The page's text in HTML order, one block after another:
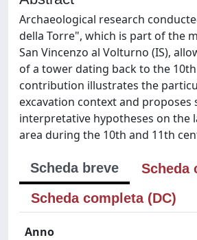
Archaeological research
della Torre", which is part of the
San Vincenzo al Volturno (IS),
of a tower dating back to the
contribution illustrates the
excavation context and proposes
interpretative hypotheses on the
area during the 10th and 11th
Scheda breve
Scheda
Scheda completa (DC)
Anno